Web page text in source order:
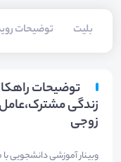
بلیت‌ توضیحات
توضیحات
زندگی
زوجی
وبینار آموزشی دانشجویی